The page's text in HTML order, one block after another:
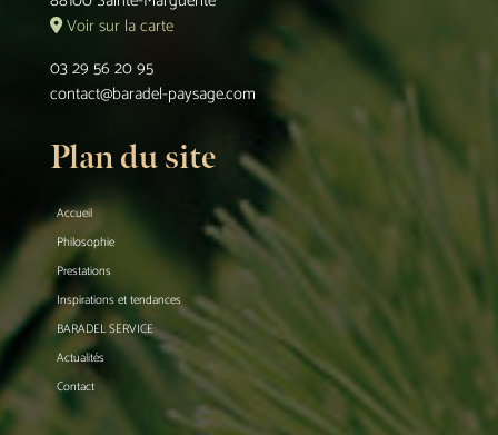
Voir sur la carte
03 29 56 20 95
contact@baradel-paysage.com
Plan du site
Accueil
Philosophie
Prestations
Inspirations et tendances
BARADEL SERVICE
Actualités
Contact